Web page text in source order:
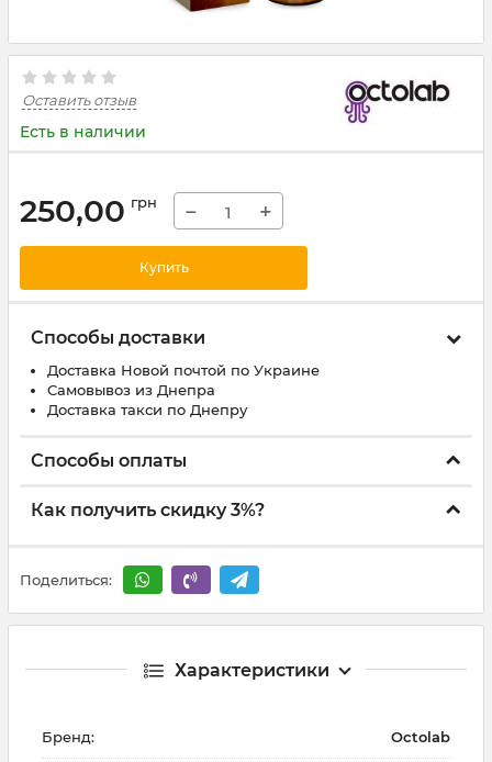
Оставить отзыв
Есть в наличии
250,00 грн − +
Купить
Способы доставки
Доставка Новой почтой по Украине
Самовывоз из Днепра
Доставка такси по Днепру
Способы оплаты
Как получить скидку 3%?
Поделиться:
Характеристики
Бренд: Octolab